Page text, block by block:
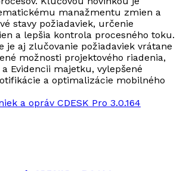
manažmentu zmien a
stavy požiadaviek, určenie
a lepšia kontrola procesného toku.
je aj zlučovanie požiadaviek vrátane
možnosti projektového riadenia,
a Evidencii majetku, vylepšené
a optimalizácie mobilného